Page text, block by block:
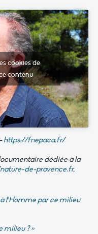
cookies de
contenu
https://fnepaca.fr/
dédiée à la
de-provence.fr,
l’Homme par ce milieu
milieu ? »